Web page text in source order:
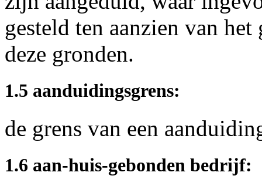
gesteld ten aanzien van
deze gronden.
1.5 aanduidingsgrens:
de grens van een
1.6 aan-huis-gebonden bedrijf: